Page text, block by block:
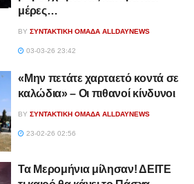
μέρες…
BY ΣΥΝΤΑΚΤΙΚΉ ΟΜΆΔΑ ALLDAYNEWS
03-03-26 23:42
«Μην πετάτε χαρταετό κοντά σε
καλώδια» – Οι πιθανοί κίνδυνοι
BY ΣΥΝΤΑΚΤΙΚΉ ΟΜΆΔΑ ALLDAYNEWS
23-02-26 02:56
Τα Μερομήνια μίλησαν! ΔΕΙΤΕ